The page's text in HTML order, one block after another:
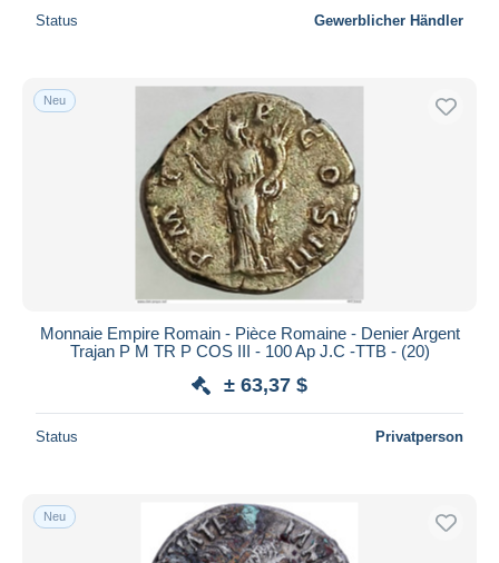
Status Gewerblicher Händler
Neu
Monnaie Empire Romain - Pièce Romaine - Denier Argent
Trajan P M TR P COS III - 100 Ap J.C -TTB - (20)
± 63,37 $
Status Privatperson
Neu